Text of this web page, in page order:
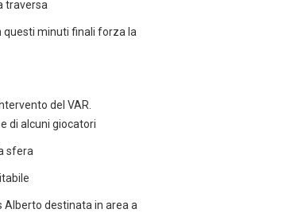
traversa
questi minuti finali forza la
del VAR.
di alcuni giocatori
sfera
destinata in area a